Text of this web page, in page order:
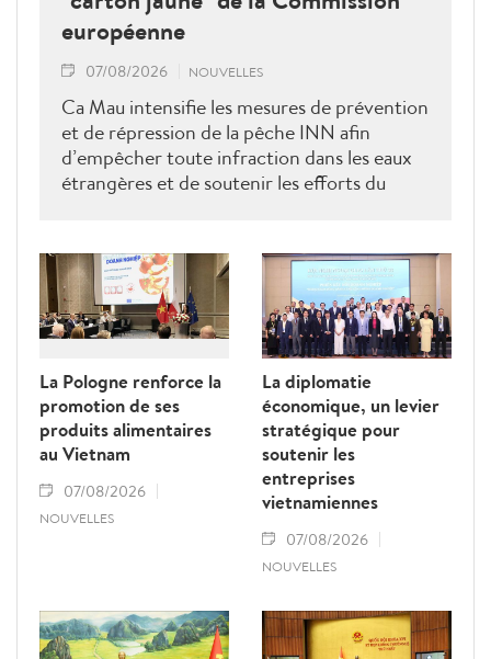
européenne
07/08/2026 NOUVELLES
Ca Mau intensifie les mesures de prévention
et de répression de la pêche INN afin
d’empêcher toute infraction dans les eaux
étrangères et de soutenir les efforts du
La Pologne renforce la
promotion de ses
produits alimentaires
au Vietnam
07/08/2026
NOUVELLES
La diplomatie
économique, un levier
stratégique pour
soutenir les
entreprises
vietnamiennes
07/08/2026
NOUVELLES